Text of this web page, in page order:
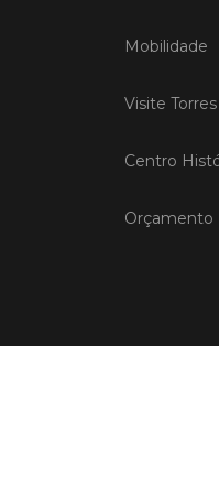
Mobilidade
Visite
Centro
Orçamento